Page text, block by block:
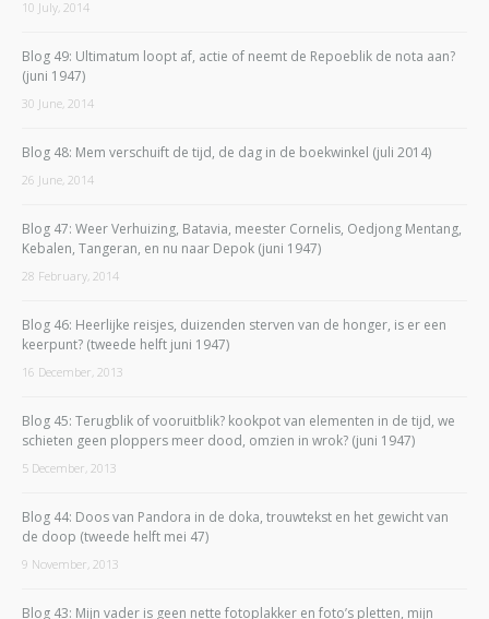
10 July, 2014
Blog 49: Ultimatum loopt af, actie of neemt de Repoeblik de nota aan?
(juni 1947)
30 June, 2014
Blog 48: Mem verschuift de tijd, de dag in de boekwinkel (juli 2014)
26 June, 2014
Blog 47: Weer Verhuizing, Batavia, meester Cornelis, Oedjong Mentang,
Kebalen, Tangeran, en nu naar Depok (juni 1947)
28 February, 2014
Blog 46: Heerlijke reisjes, duizenden sterven van de honger, is er een
keerpunt? (tweede helft juni 1947)
16 December, 2013
Blog 45: Terugblik of vooruitblik? kookpot van elementen in de tijd, we
schieten geen ploppers meer dood, omzien in wrok? (juni 1947)
5 December, 2013
Blog 44: Doos van Pandora in de doka, trouwtekst en het gewicht van
de doop (tweede helft mei 47)
9 November, 2013
Blog 43: Mijn vader is geen nette fotoplakker en foto’s pletten, mijn